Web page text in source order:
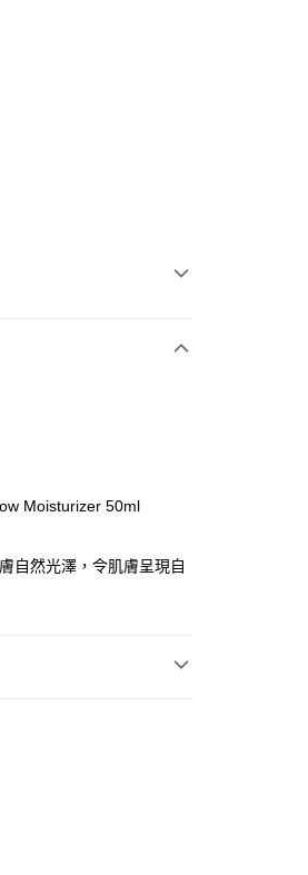
費
Moisturizer 50ml
自然光澤，令肌膚呈現自